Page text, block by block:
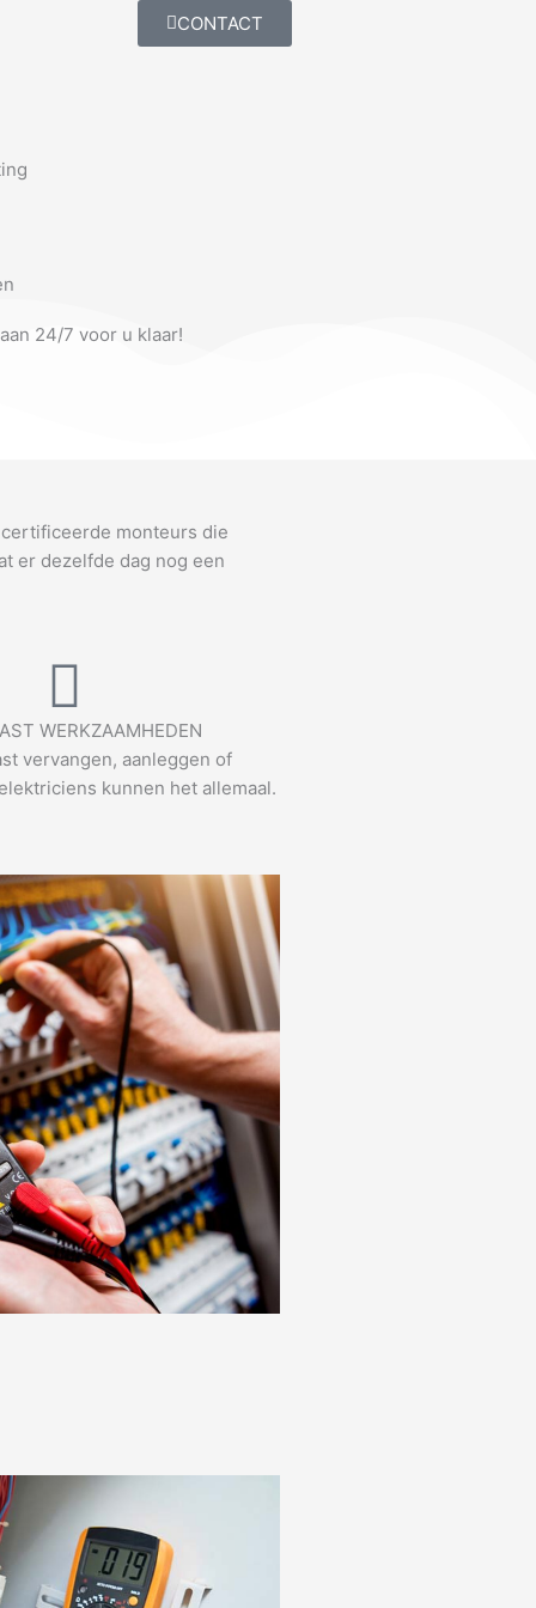
CONTACT
24/7 voor u klaar!
monteurs die
er dezelfde dag nog een
WERKZAAMHEDEN
vervangen, aanleggen of
kunnen het allemaal.